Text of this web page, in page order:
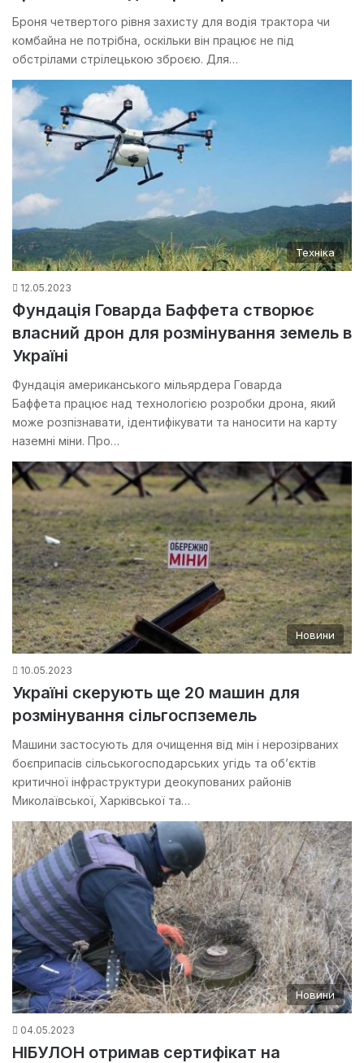
Броня четвертого рівня захисту для водія трактора чи
комбайна не потрібна, оскільки він працює не під
обстрілами стрілецькою зброєю. Для…
Техніка
12.05.2023
Фундація Говарда Баффета створює
власний дрон для розмінування земель в
Україні
Фундація американського мільярдера Говарда
Баффета працює над технологією розробки дрона, який
може розпізнавати, ідентифікувати та наносити на карту
наземні міни. Про…
Новини
10.05.2023
Україні скерують ще 20 машин для
розмінування сільгоспземель
Машини застосують для очищення від мін і нерозірваних
боєприпасів сільськогосподарських угідь та об’єктів
критичної інфраструктури деокупованих районів
Миколаївської, Харківської та…
Новини
04.05.2023
НІБУЛОН отримав сертифікат на